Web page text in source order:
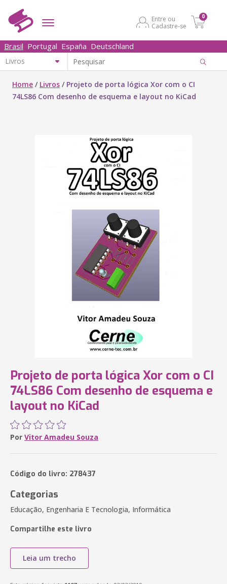
Entre ou
Cadastre-se
0
Brasil Portugal España Deutschland
Home / Livros / Projeto de porta lógica Xor com o CI
74LS86 Com desenho de esquema e layout no KiCad
Projeto de porta lógica Xor com o CI
74LS86 Com desenho de esquema e
layout no KiCad
Por Vitor Amadeu Souza
Código do livro: 278437
Categorias
Educação, Engenharia E Tecnologia, Informática
Compartilhe este livro
Leia um trecho